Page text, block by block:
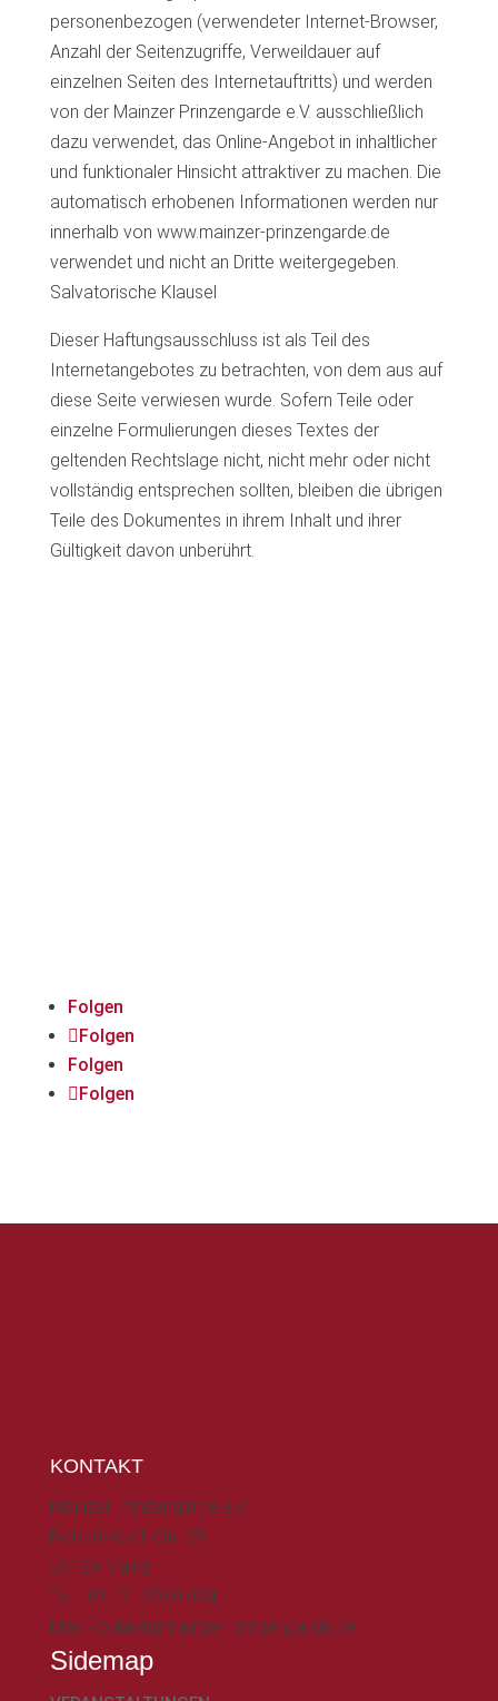
personenbezogen (verwendeter Internet-Browser,
Anzahl der Seitenzugriffe, Verweildauer auf
einzelnen Seiten des Internetauftritts) und werden
von der Mainzer Prinzengarde e.V. ausschließlich
dazu verwendet, das Online-Angebot in inhaltlicher
und funktionaler Hinsicht attraktiver zu machen. Die
automatisch erhobenen Informationen werden nur
innerhalb von www.mainzer-prinzengarde.de
verwendet und nicht an Dritte weitergegeben.
Salvatorische Klausel
Dieser Haftungsausschluss ist als Teil des
Internetangebotes zu betrachten, von dem aus auf
diese Seite verwiesen wurde. Sofern Teile oder
einzelne Formulierungen dieses Textes der
geltenden Rechtslage nicht, nicht mehr oder nicht
vollständig entsprechen sollten, bleiben die übrigen
Teile des Dokumentes in ihrem Inhalt und ihrer
Gültigkeit davon unberührt.
Folgen
Folgen
Folgen
Folgen
KONTAKT
Mainzer Prinzengarde e.V.
Robert-Koch-Str. 39
55129 Mainz
Tel.: 06131 6960 884
Mail: kontakt@mainzer-prinzengarde.de
Sidemap